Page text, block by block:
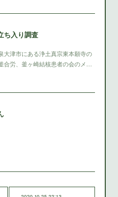
ち入り調査
津市にある浄土真宗東本願寺の
労、釜ヶ崎結核患者の会のメ…